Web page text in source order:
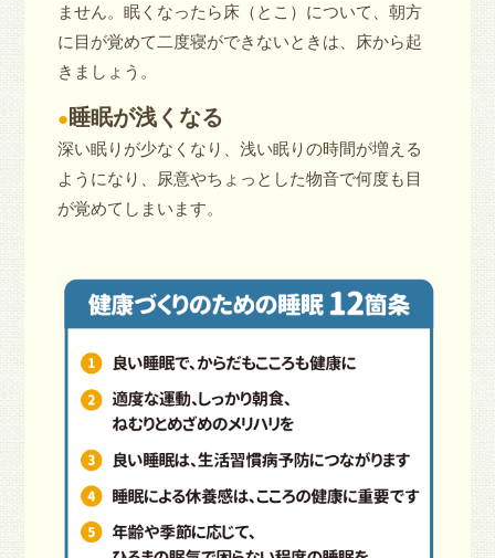
ません。眠くなったら床（とこ）について、朝方
に目が覚めて二度寝ができないときは、床から起
きましょう。
● 睡眠が浅くなる
深い眠りが少なくなり、浅い眠りの時間が増える
ようになり、尿意やちょっとした物音で何度も目
が覚めてしまいます。